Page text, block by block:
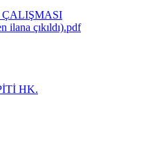
ilana çıkıldı).pdf
HK.